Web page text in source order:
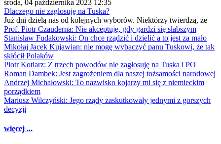
środa, 04 października 2023 12:35
Dlaczego nie zagłosuję na Tuska?
Już dni dzielą nas od kolejnych wyborów. Niektórzy twierdzą, że
Prof. Piotr Czauderna: Nie akceptuję, gdy gardzi się słabszym
Stanisław Fudakowski: On chce rządzić i dzielić a to jest za mało
Mikołaj Jacek Kujawian: nie mogę wybaczyć panu Tuskowi, że tak
skłócił Polaków
Piotr Kotlarz: Z trzech powodów nie zagłosuję na Tuska i PO
Roman Dambek: Jest zagrożeniem dla naszej tożsamości narodowej
Andrzej Michałowski: To nazwisko kojarzy mi się z niemieckim
porządkiem
Mariusz Wilczyński: Jego rządy zaskutkowały jednymi z gorszych
decyzji
więcej ...